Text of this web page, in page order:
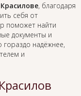
, благодаря
себя от
поможет найти
документы и
гораздо надёжнее,
и